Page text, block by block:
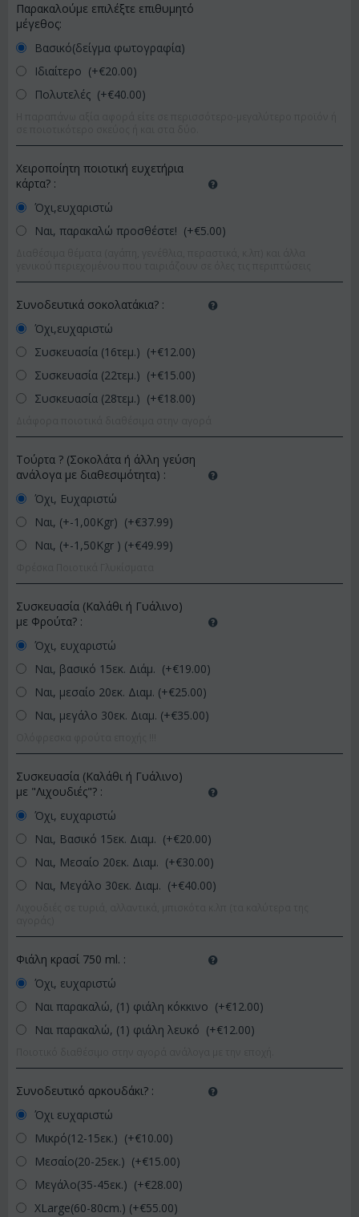
Παρακαλούμε επιλέξτε επιθυμητό
μέγεθος:
Βασικό(δείγμα φωτογραφία)
Ιδιαίτερο (+€20.00)
Πολυτελές (+€40.00)
Χειροποίητη ποιοτική ευχετήρια
κάρτα? :
Όχι,ευχαριστώ
Ναι, παρακαλώ προσθέστε! (+€5.00)
Συνοδευτικά σοκολατάκια? :
Όχι,ευχαριστώ
Συσκευασία (16τεμ.) (+€12.00)
Συσκευασία (22τεμ.) (+€15.00)
Συσκευασία (28τεμ.) (+€18.00)
Τούρτα ? (Σοκολάτα ή άλλη γεύση
ανάλογα με διαθεσιμότητα) :
Όχι, Ευχαριστώ
Ναι, (+-1,00Kgr) (+€37.99)
Ναι, (+-1,50Kgr ) (+€49.99)
Συσκευασία (Καλάθι ή Γυάλινο)
με Φρούτα? :
Όχι, ευχαριστώ
Ναι, βασικό 15εκ. Διάμ. (+€19.00)
Ναι, μεσαίο 20εκ. Διαμ. (+€25.00)
Ναι, μεγάλο 30εκ. Διαμ. (+€35.00)
Συσκευασία (Καλάθι ή Γυάλινο)
με "Λιχουδιές"? :
Όχι, ευχαριστώ
Ναι, Βασικό 15εκ. Διαμ. (+€20.00)
Ναι, Μεσαίο 20εκ. Διαμ. (+€30.00)
Ναι, Μεγάλο 30εκ. Διαμ. (+€40.00)
Φιάλη κρασί 750 ml. :
Όχι, ευχαριστώ
Ναι παρακαλώ, (1) φιάλη κόκκινο (+€12.00)
Ναι παρακαλώ, (1) φιάλη λευκό (+€12.00)
Συνοδευτικό αρκουδάκι? :
Όχι ευχαριστώ
Μικρό(12-15εκ.) (+€10.00)
Μεσαίο(20-25εκ.) (+€15.00)
Μεγάλο(35-45εκ.) (+€28.00)
XLarge(60-80cm.) (+€55.00)